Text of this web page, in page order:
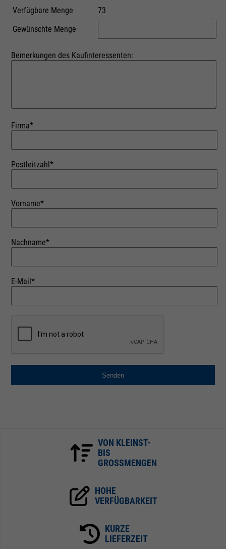
Verfügbare Menge
73
Gewünschte Menge
Bemerkungen des Kaufinteressenten:
Firma*
Postleitzahl*
Vorname*
Nachname*
E-Mail*
Senden
VON KLEINST-
BIS
GROSSMENGEN
HOHE
VERFÜGBARKEIT
KURZE
LIEFERZEIT